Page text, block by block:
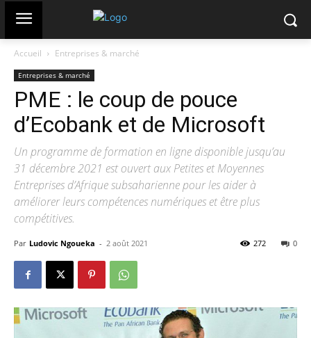
Accueil Entreprises & marché
Entreprises & marché
PME : le coup de pouce
d’Ecobank et de Microsoft
Un programme de formation en ligne disponible jusqu’au
31 décembre 2021 est ouvert aux Petites et Moyennes
Entreprises d’Afrique subsaharienne pour les aider à
améliorer leurs compétences numériques et être plus
compétitives.
Par Ludovic Ngoueka - 2 août 2021 0
272